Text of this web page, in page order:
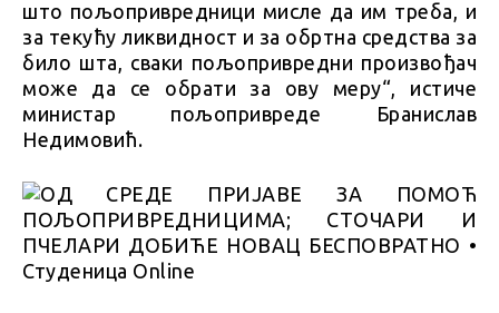
што пољопривредници мисле да им треба, и
за текућу ликвидност и за обртна средства за
било шта, сваки пољопривредни произвођач
може да се обрати за ову меру“, истиче
министар пољопривреде Бранислав
Недимовић.